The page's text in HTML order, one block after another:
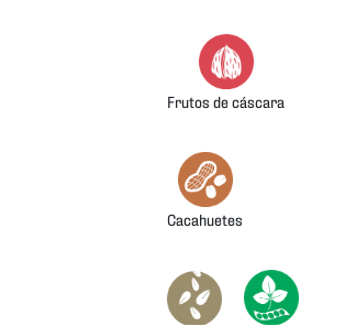
Frutos de cáscara
Cacahuetes